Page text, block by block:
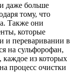
даже больше
тому, что
Также они
которые
и переваривании в
на сульфорофан,
каждое из которых
процесс очистки